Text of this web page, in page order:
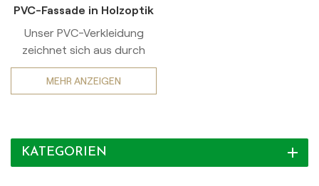
PVC-Fassade in Holzoptik
für den Innenbereich
Unser PVC-Verkleidung
zeichnet sich aus durch
außergewöhnliche
LanglebigkeitHergestellt
und somit ideal für stark
frequentierte Bereiche wie
MEHR ANZEIGEN
KATEGORIEN